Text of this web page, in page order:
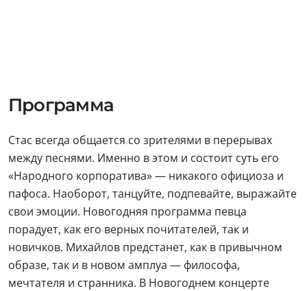
Программа
Стас всегда общается со зрителями в перерывах
между песнями. Именно в этом и состоит суть его
«Народного корпоратива» — никакого официоза и
пафоса. Наоборот, танцуйте, подпевайте, выражайте
свои эмоции. Новогодняя программа певца
порадует, как его верных почитателей, так и
новичков. Михайлов предстанет, как в привычном
образе, так и в новом амплуа — философа,
мечтателя и странника. В Новогоднем концерте